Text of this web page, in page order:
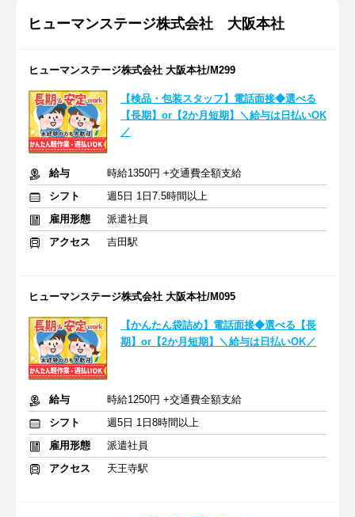
ヒューマンステージ株式会社 大阪本社
ヒューマンステージ株式会社 大阪本社/M299
【検品・包装スタッフ】電話面接◆選べる
【長期】or【2か月短期】＼給与は日払いOK
／
給与
時給1350円 +交通費全額支給
シフト
週5日 1日7.5時間以上
雇用形態
派遣社員
アクセス
吉田駅
ヒューマンステージ株式会社 大阪本社/M095
【かんたん袋詰め】電話面接◆選べる【長
期】or【2か月短期】＼給与は日払いOK／
給与
時給1250円 +交通費全額支給
シフト
週5日 1日8時間以上
雇用形態
派遣社員
アクセス
天王寺駅